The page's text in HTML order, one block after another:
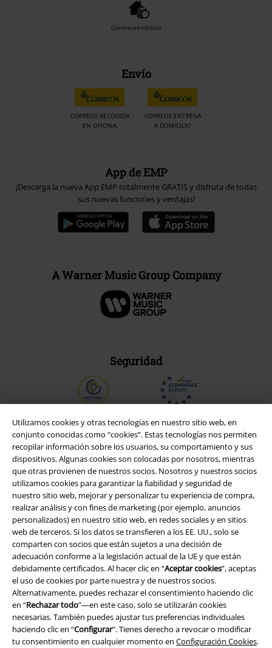
Utilizamos cookies y otras tecnologías en nuestro sitio web, en
conjunto conocidas como “cookies”. Estas tecnologías nos permiten
recopilar información sobre los usuarios, su comportamiento y sus
dispositivos. Algunas cookies son colocadas por nosotros, mientras
que otras provienen de nuestros socios. Nosotros y nuestros socios
utilizamos cookies para garantizar la fiabilidad y seguridad de
nuestro sitio web, mejorar y personalizar tu experiencia de compra,
realizar análisis y con fines de marketing (por ejemplo, anuncios
personalizados) en nuestro sitio web, en redes sociales y en sitios
web de terceros. Si los datos se transfieren a los EE. UU., solo se
comparten con socios que están sujetos a una decisión de
adecuación conforme a la legislación actual de la UE y que están
debidamente certificados. Al hacer clic en “Aceptar cookies”, aceptas
el uso de cookies por parte nuestra y de nuestros socios.
Alternativamente, puedes rechazar el consentimiento haciendo clic
en “Rechazar todo”—en este caso, solo se utilizarán cookies
necesarias. También puedes ajustar tus preferencias individuales
haciendo clic en “Configurar”. Tienes derecho a revocar o modificar
tu consentimiento en cualquier momento en Configuración Cookies.
Contrareembolso
Envío
CORREOS RECOGIDA
EN OFICINA
CORREOS ENTREGA
A DOMICILIO
App de EMP
¡Descarga la nueva App EMP totalmente GRATIS y disfruta de todas
sus nuevas funciones y ventajas!
A Warner Music Group Company
Seguridad
Legal
Términos y Condiciones
Aviso Legal
Ley protección de datos
Eliminación de residuos y protección del medioambiente